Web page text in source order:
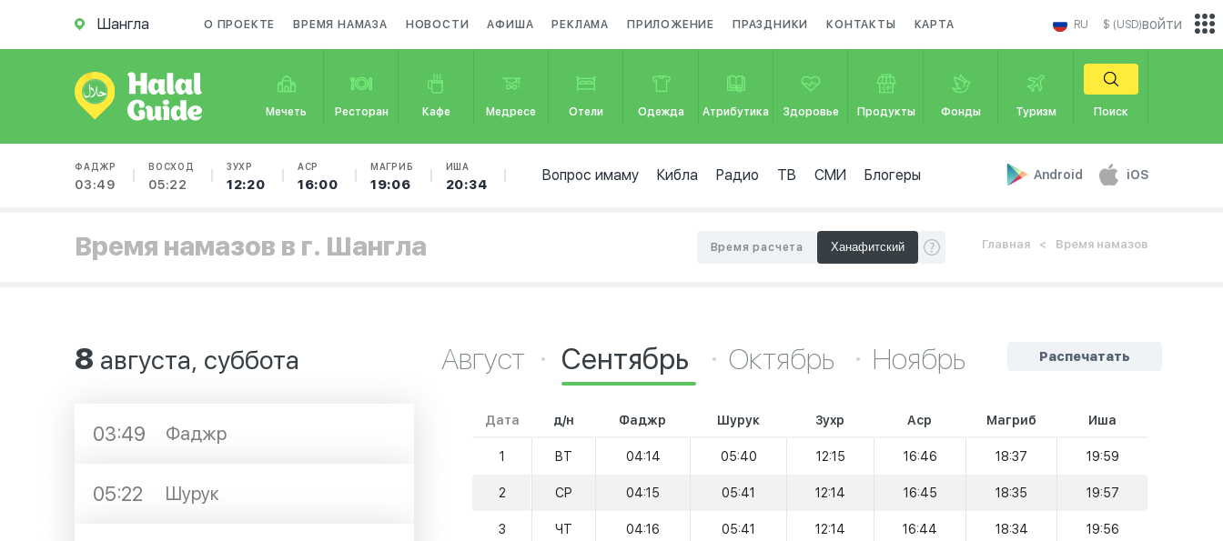
Шангла О ПРОЕКТЕ ВРЕМЯ НАМАЗА НОВОСТИ АФИША РЕКЛАМА ПРИЛОЖЕНИЕ ПРАЗДНИКИ КОНТАКТЫ КАРТА RU $ (USD)
Мечеть Ресторан Кафе Медресе Отели Одежда Атрибутика Здоровье Продукты Фонды Туризм Поиск
ФАДЖР
03:49
ВОСХОД
05:22
ЗУХР
12:20
АСР
16:00
МАГРИБ
19:06
ИША
20:34
Вопрос имаму Кибла Радио ТВ СМИ Блогеры Android iOS
войти
Время намазов в г. Шангла Главная Время намазов
Время расчета
8 августа, суббота
03:49 Фаджр
05:22 Шурук
Распечатать
Август Сентябрь Октябрь Ноябрь
Дата д/н Фаджр Шурук Зухр Аср Магриб Иша
1 ВТ 04:14 05:40 12:15 16:46 18:37 19:59
2 СР 04:15 05:41 12:14 16:45 18:35 19:57
3 ЧТ 04:16 05:41 12:14 16:44 18:34 19:56